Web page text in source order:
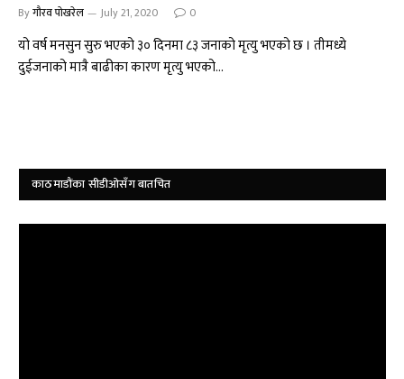
Byगौरव पोखरेल July 21, 2020 0
यो वर्ष मनसुन सुरु भएको ३० दिनमा ८३ जनाको मृत्यु भएको छ । तीमध्ये
दुईजनाको मात्रै बाढीका कारण मृत्यु भएको…
काठमाडौंका सीडीओसँग बातचित